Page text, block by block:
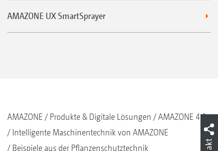
AMAZONE UX SmartSprayer
AMAZONE Produkte & Digitale Lösungen
AMAZONE 4.0
Intelligente Maschinentechnik von AMAZONE
Beispiele aus der Pflanzenschutztechnik